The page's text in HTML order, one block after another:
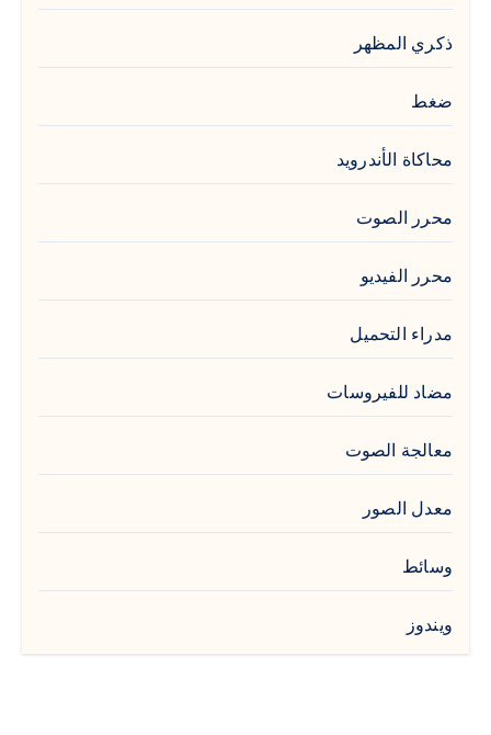
ذكري المظهر
ضغط
محاكاة الأندرويد
محرر الصوت
محرر الفيديو
مدراء التحميل
مضاد للفيروسات
معالجة الصوت
معدل الصور
وسائط
ويندوز